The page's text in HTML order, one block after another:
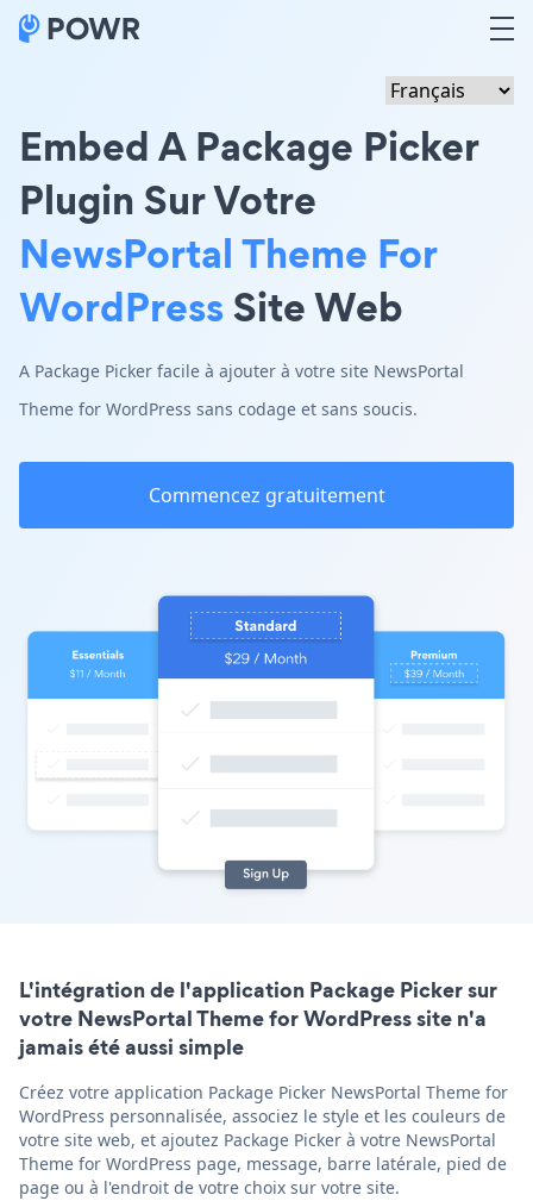
Embed A Package Picker
Plugin Sur Votre
NewsPortal Theme For
WordPressSite Web
A Package Picker facile à ajouter à votre site NewsPortal
Theme for WordPress sans codage et sans soucis.
Commencez gratuitement
L'intégration de l'application Package Picker sur
votre NewsPortal Theme for WordPress site n'a
jamais été aussi simple
Créez votre application Package Picker NewsPortal Theme for
WordPress personnalisée, associez le style et les couleurs de
votre site web, et ajoutez Package Picker à votre NewsPortal
Theme for WordPress page, message, barre latérale, pied de
page ou à l'endroit de votre choix sur votre site.